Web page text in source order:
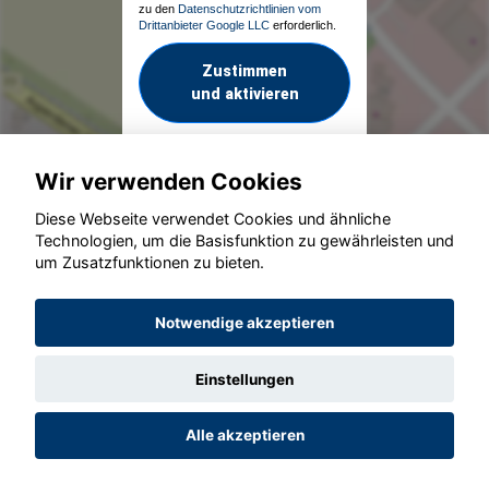
zu den Datenschutzrichtlinien vom
Drittanbieter Google LLC erforderlich.
Zustimmen
und aktivieren
© konjunkturmotor.de GmbH 2020 - 2026
Wir verwenden Cookies
Diese Webseite verwendet Cookies und ähnliche
Technologien, um die Basisfunktion zu gewährleisten und
um Zusatzfunktionen zu bieten.
Notwendige akzeptieren
Einstellungen
Alle akzeptieren